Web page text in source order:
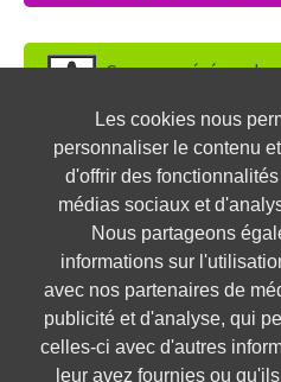
Les cookies nous
personnaliser le contenu
d'offrir des
médias sociaux et
Nous partageons
informations sur
avec nos partenaires de
publicité et d'analyse, qui
celles-ci avec d'autres
leur avez fournies ou
Soyez repéré par
DEPOSEZ
Préparez vos
TESTEZ-VOUS
OFFRES